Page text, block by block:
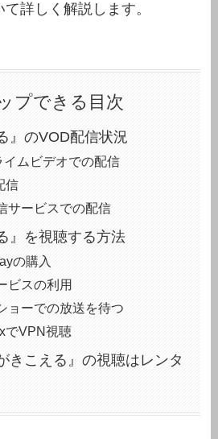
詳しく解説します。
プできる目次
』のVOD配信状況
ムビデオでの配信
信
サービスでの配信
』を視聴する方法
の購入
ビスの利用
ョーでの放送を待つ
でVPN視聴
きこえる』の視聴はレンタ